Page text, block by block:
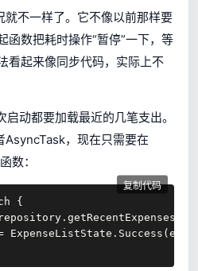
就不一样了。它不像以前那样要
函数把耗时操作“暂停”一下，等
看起来像同步代码，实际上不
动都要加载最近的几笔支出。
，现在只需要在
数：
复制代码
{